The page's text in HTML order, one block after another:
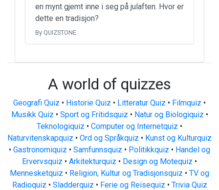
en mynt gjemt inne i seg på julaften. Hvor er
dette en tradisjon?
By QUIZSTONE
A world of quizzes
Geografi Quiz • Historie Quiz • Litteratur Quiz • Filmquiz •
Musikk Quiz • Sport og Fritidsquiz • Natur og Biologiquiz •
Teknologiquiz • Computer og Internetquiz •
Naturvitenskapquiz • Ord og Språkquiz • Kunst og Kulturquiz
• Gastronomiquiz • Samfunnsquiz • Politikkquiz • Handel og
Ervervsquiz • Arkitekturquiz • Design og Motequiz •
Mennesketquiz • Religion, Kultur og Tradisjonsquiz • TV og
Radioquiz • Sladderquiz • Ferie og Reisequiz • Trivia Quiz